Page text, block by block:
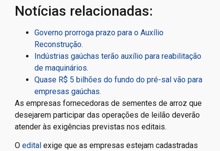
Notícias relacionadas:
Governo prorroga prazo para o Auxílio
Reconstrução.
Indústrias gaúchas terão auxílio para reabilitação
de maquinários.
Quase R$ 5 bilhões do fundo do pré-sal vão para
empresas gaúchas.
As empresas fornecedoras de sementes de arroz que
desejarem participar das operações de leilão deverão
atender às exigências previstas nos editais.
O edital exige que as empresas estejam cadastradas